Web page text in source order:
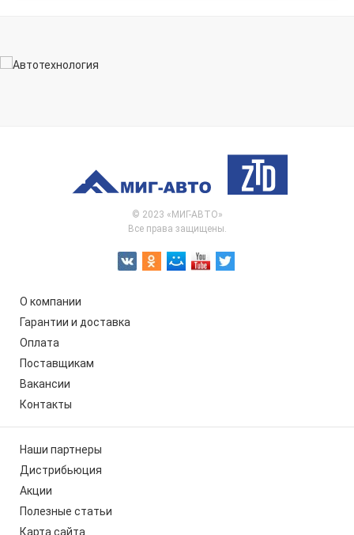
© 2023 «МИГ-АВТО»
Все права защищены.
О компании
Гарантии и доставка
Оплата
Поставщикам
Вакансии
Контакты
Наши партнеры
Дистрибьюция
Акции
Полезные статьи
Карта сайта